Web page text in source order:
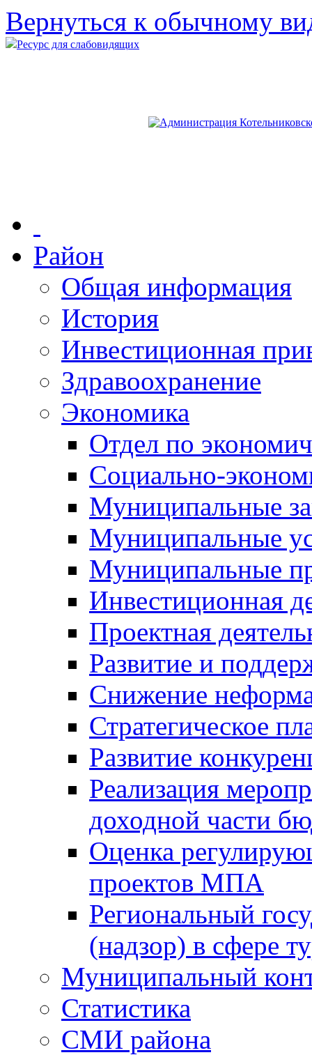
Вернуться к обычному
Ресурс для слабовидящих
Район
Общая информация
История
Инвестиционная
Здравоохранение
Экономика
Отдел по
Социально-
Муниципальные
Муниципальные
Муниципальные
Инвестиционная
Проектная
Развитие и
Снижение
Стратегическое
Развитие
Реализация
доходной части
Оценка
проектов МПА
Региональный
(надзор) в сфере
Муниципальный
Статистика
СМИ района